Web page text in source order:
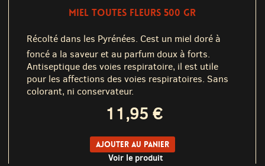
MIEL TOUTES FLEURS 500 GR
Récolté dans les Pyrénées. Cest un miel doré à
foncé a la saveur et au parfum doux à forts.
Antiseptique des voies respiratoire, il est utile
pour les affections des voies respiratoires. Sans
colorant, ni conservateur.
11,95 €
Ajouter au panier
Voir le produit